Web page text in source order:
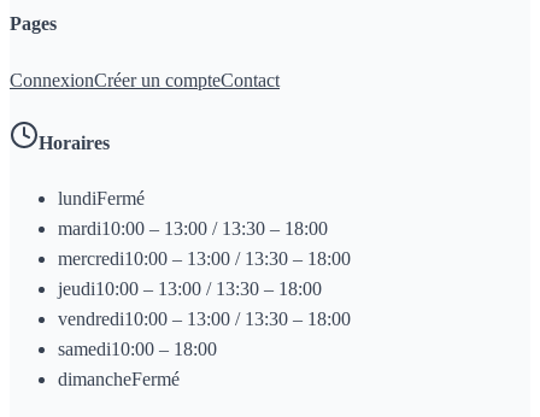
Pages
ConnexionCréer un compteContact
Horaires
lundiFermé
mardi10:00 – 13:00 / 13:30 – 18:00
mercredi10:00 – 13:00 / 13:30 – 18:00
jeudi10:00 – 13:00 / 13:30 – 18:00
vendredi10:00 – 13:00 / 13:30 – 18:00
samedi10:00 – 18:00
dimancheFermé